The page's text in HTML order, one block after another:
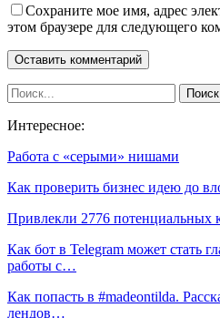
Сохраните мое имя, адрес
этом браузере для следующего
Интересное:
Работа с «серыми» нишами
Как проверить бизнес идею до
Привлекли 2776 потенциальных
Как бот в Telegram может стать
работы с…
Как попасть в #madeontilda.
лендов…